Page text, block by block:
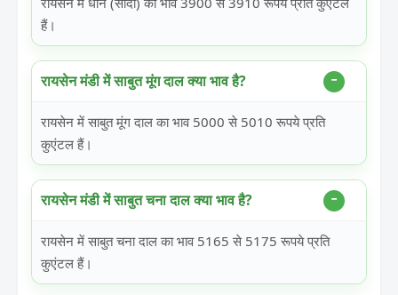
हैं।
रायसेन मंडी में साबुत मूंग दाल क्या भाव है?
रायसेन में साबुत मूंग दाल का भाव 5000 से 5010 रूपये प्रति
कुएंटल हैं।
रायसेन मंडी में साबुत चना दाल क्या भाव है?
रायसेन में साबुत चना दाल का भाव 5165 से 5175 रूपये प्रति
कुएंटल हैं।